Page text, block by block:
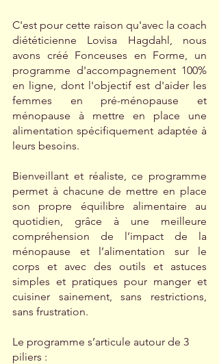
C'est pour cette raison qu'avec la coach
diététicienne Lovisa Hagdahl, nous
avons créé Fonceuses en Forme, un
programme d'accompagnement 100%
en ligne, dont l'objectif est d'aider les
femmes en pré-ménopause et
ménopause à mettre en place une
alimentation spécifiquement adaptée à
leurs besoins.
Bienveillant et réaliste, ce programme
permet à chacune de mettre en place
son propre équilibre alimentaire au
quotidien, grâce à une meilleure
compréhension de l’impact de la
ménopause et l’alimentation sur le
corps et avec des outils et astuces
simples et pratiques pour manger et
cuisiner sainement, sans restrictions,
sans frustration.
Le programme s’articule autour de 3
piliers :